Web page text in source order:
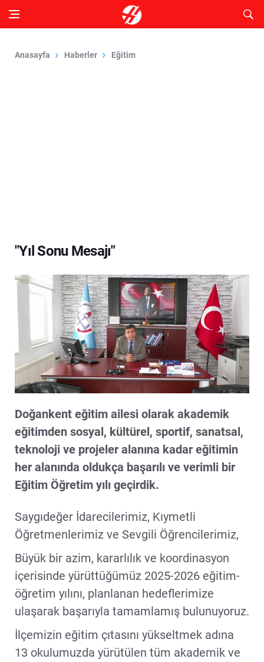
Anasayfa Haberler Eğitim
"Yıl Sonu Mesajı"
Doğankent eğitim ailesi olarak akademik
eğitimden sosyal, kültürel, sportif, sanatsal,
teknoloji ve projeler alanına kadar eğitimin
her alanında oldukça başarılı ve verimli bir
Eğitim Öğretim yılı geçirdik.
Saygıdeğer İdarecilerimiz, Kıymetli
Öğretmenlerimiz ve Sevgili Öğrencilerimiz,
Büyük bir azim, kararlılık ve koordinasyon
içerisinde yürüttüğümüz 2025-2026 eğitim-
öğretim yılını, planlanan hedeflerimize
ulaşarak başarıyla tamamlamış bulunuyoruz.
İlçemizin eğitim çıtasını yükseltmek adına
13 okulumuzda yürütülen tüm akademik ve